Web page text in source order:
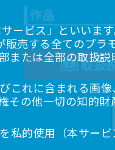
作品
取扱
ービス」といいま
売する全てのプラ
または全部の取扱
れに含まれる画
その他一切の知的
的使用（本サー